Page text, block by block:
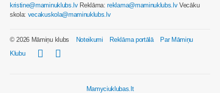
kristine@maminuklubs.lvReklāma:reklama@maminuklubs.lvVecāku
skola: vecakuskola@maminuklubs.lv
© 2026 Māmiņu klubs Noteikumi Reklāma portālā
Par Māmiņu
Klubu
Mamyciuklubas.lt